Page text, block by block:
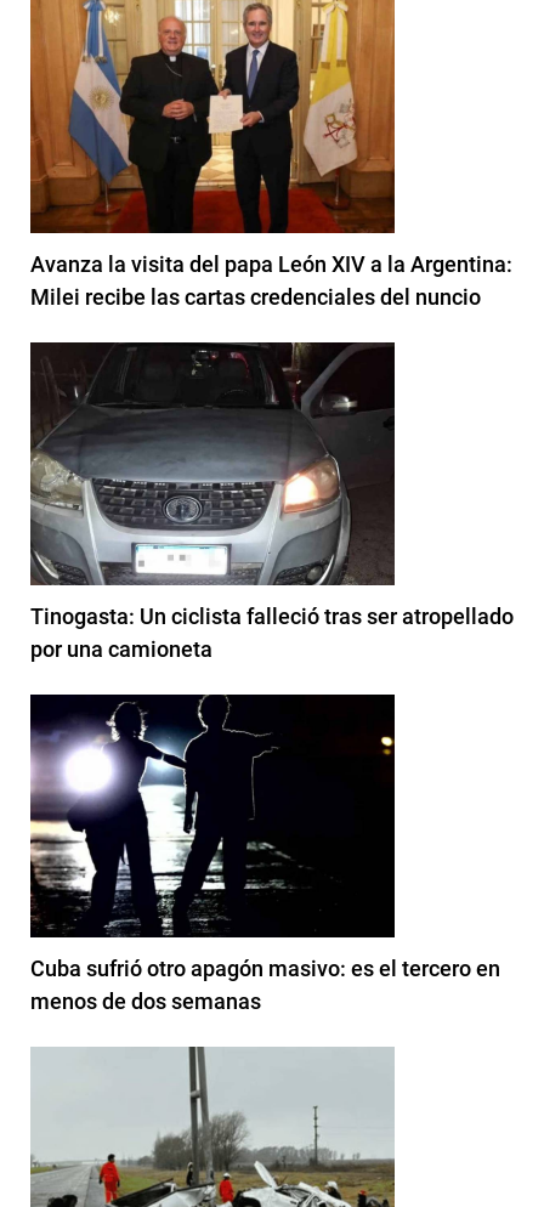
Avanza la visita del papa León XIV a la Argentina:
Milei recibe las cartas credenciales del nuncio
Tinogasta: Un ciclista falleció tras ser atropellado
por una camioneta
Cuba sufrió otro apagón masivo: es el tercero en
menos de dos semanas